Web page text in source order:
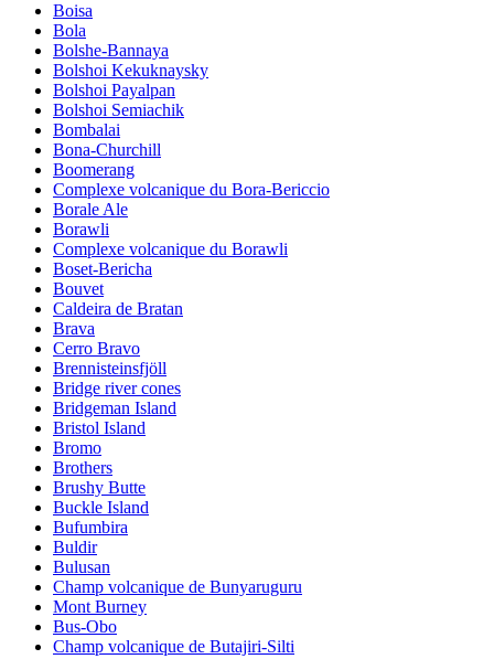
Boisa
Bola
Bolshe-Bannaya
Bolshoi Kekuknaysky
Bolshoi Payalpan
Bolshoi Semiachik
Bombalai
Bona-Churchill
Boomerang
Complexe volcanique du Bora-Bericcio
Borale Ale
Borawli
Complexe volcanique du Borawli
Boset-Bericha
Bouvet
Caldeira de Bratan
Brava
Cerro Bravo
Brennisteinsfjöll
Bridge river cones
Bridgeman Island
Bristol Island
Bromo
Brothers
Brushy Butte
Buckle Island
Bufumbira
Buldir
Bulusan
Champ volcanique de Bunyaruguru
Mont Burney
Bus-Obo
Champ volcanique de Butajiri-Silti